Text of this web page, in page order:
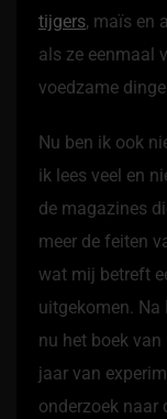
tijgers, maïs en
als ze eenmaal
voedzame
Nu ben ik ook
ik lees veel en
de magazines
meer de feiten
wat mij betreft
uitgekomen. Na
nu het boek van
jaar van
onderzoek naar